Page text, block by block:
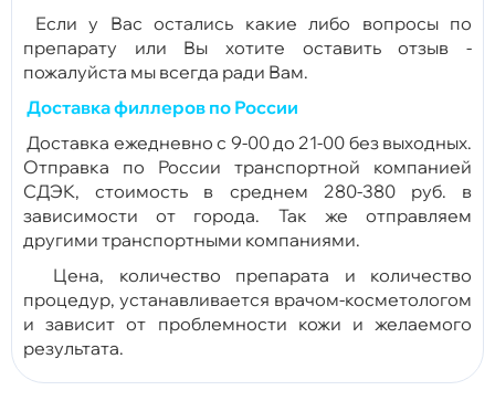
Если у Вас остались какие либо вопросы по
препарату или Вы хотите оставить отзыв -
пожалуйста мы всегда ради Вам.
Доставка филлеров по России
Доставка ежедневно с 9-00 до 21-00 без выходных.
Отправка по России транспортной компанией
СДЭК, стоимость в среднем 280-380 руб. в
зависимости от города. Так же отправляем
другими транспортными компаниями.
Цена, количество препарата и количество
процедур, устанавливается врачом-косметологом
и зависит от проблемности кожи и желаемого
результата.